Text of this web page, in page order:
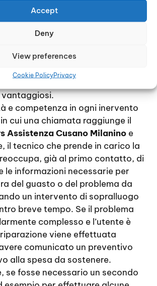
Accept
Deny
View preferences
Cookie PolicyPrivacy
di una nuova caldaia, più
è bene considerare che spesso
generazione (ad esempio, un
potrebbe
e detrazioni fiscali
e competenza in ogni inervento
cui una chiamata raggiunge il
Assistenza Cusano Milanino e
il tecnico che prende in carico la
già al primo contatto, di
le informazioni necessarie per
del guasto o del problema da
un intervento di sopralluogo
breve tempo. Se il problema
complesso e l’utente è
viene effettuata
comunicato un preventivo
alla spesa da sostenere.
se fosse necessario un secondo